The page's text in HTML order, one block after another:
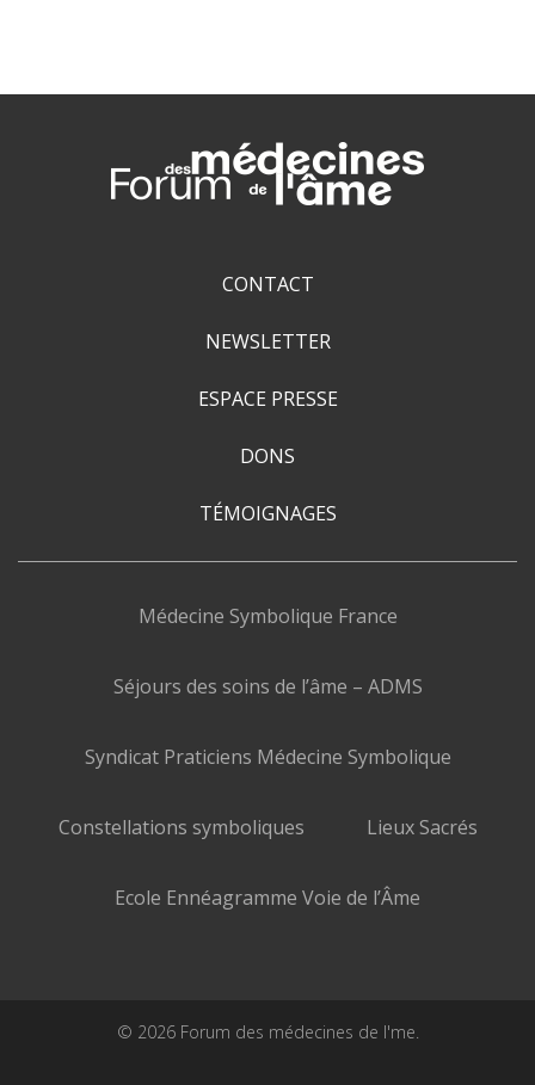
CONTACT
NEWSLETTER
ESPACE PRESSE
DONS
TÉMOIGNAGES
Médecine Symbolique France
Séjours des soins de l’âme – ADMS
Syndicat Praticiens Médecine Symbolique
Constellations symboliques Lieux Sacrés
Ecole Ennéagramme Voie de l’Âme
© 2026 Forum des médecines de l'me.